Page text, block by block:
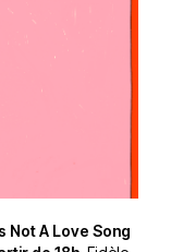
Not A Love Song